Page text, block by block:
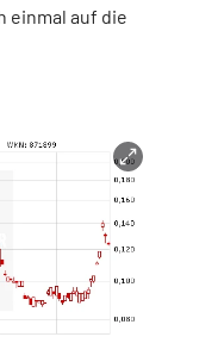
einmal auf die